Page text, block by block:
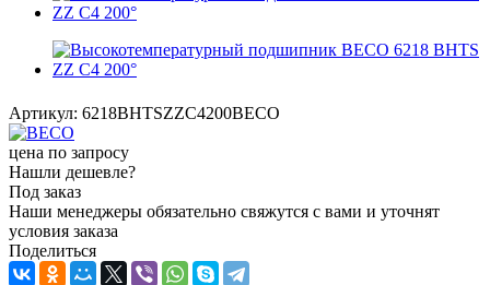
Артикул: 6218BHTSZZC4200BECO
цена по запросу
Нашли дешевле?
Под заказ
Наши менеджеры обязательно свяжутся с вами и уточнят
условия заказа
Поделиться